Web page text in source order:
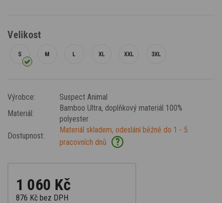
Velikost
Výrobce:
Suspect Animal
Materiál:
Bamboo Ultra, doplňkový materiál 100%
polyester
Dostupnost:
Materiál skladem, odeslání běžně do 1 - 5
pracovních dnů
?
1 060 Kč
876 Kč bez DPH